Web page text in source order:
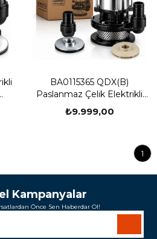
BA0115365 QDX(B)
Paslanmaz Çelik Elektrikli
Dalgıç Su Pompası – Yüksek
Debili Temiz ve Kirli Su
₺9.999,00
1
Kampanyalar
Önce Sen Haberdar Ol!